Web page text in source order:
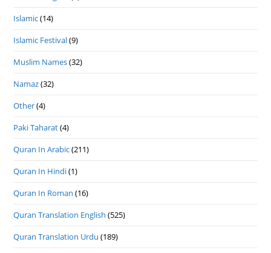
Islamic(14)
Islamic Festival(9)
Muslim Names(32)
Namaz(32)
Other(4)
Paki Taharat(4)
Quran In Arabic(211)
Quran In Hindi(1)
Quran In Roman (16)
Quran Translation English (525)
Quran Translation Urdu (189)